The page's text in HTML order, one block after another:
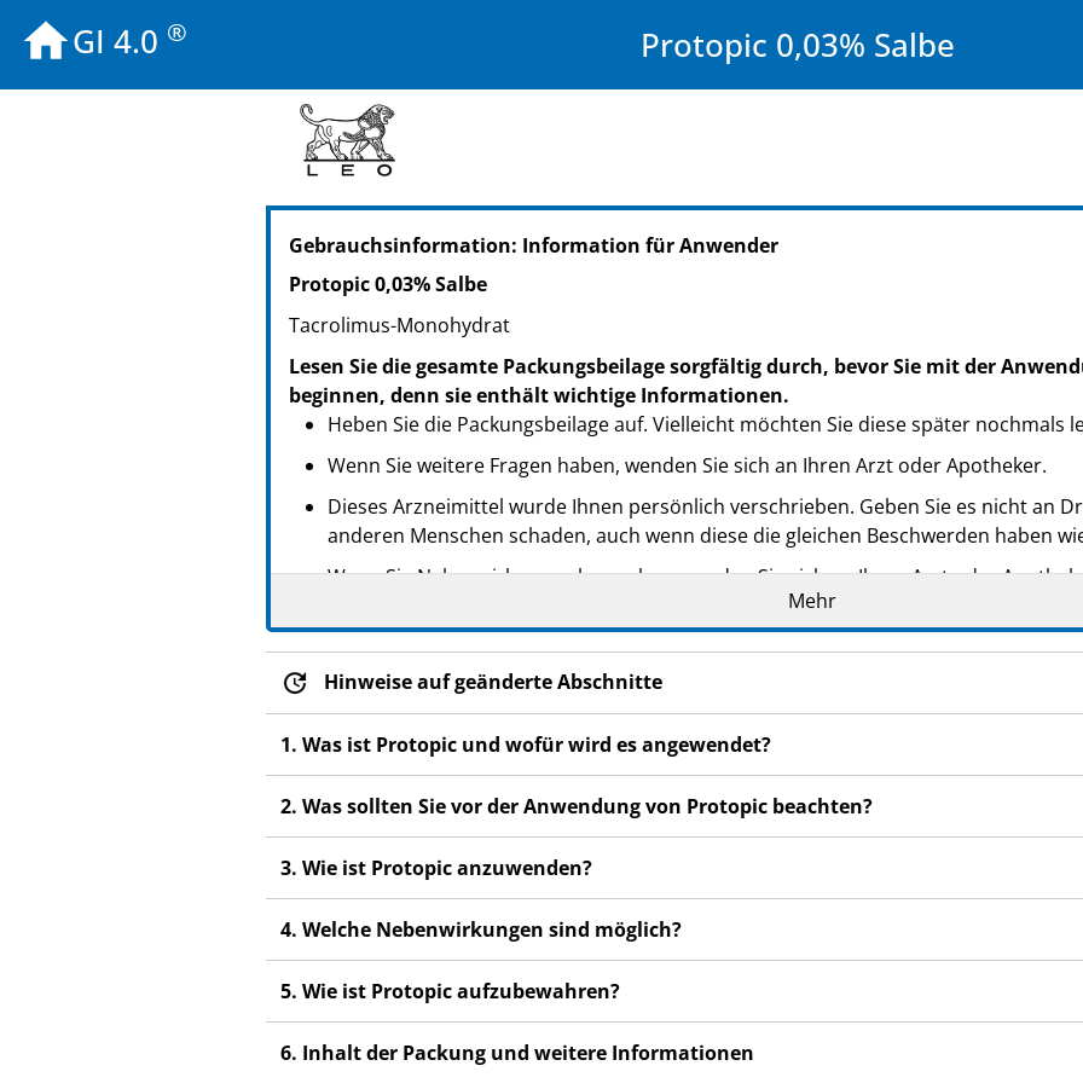
GI 4.0 ® Protopic 0,03% Salbe
PZN: 01992699
PPN: 110199269914
PZN: 01992736
PZN: 03863138
PPN: 110386313883
Gebrauchsinformation: Information für Anwender
Protopic 0,03% Salbe
Tacrolimus-Monohydrat
Lesen Sie die gesamte Packungsbeilage sorgfältig durch, bevor Sie mit der
beginnen, denn sie enthält wichtige Informationen.
Heben Sie die Packungsbeilage auf. Vielleicht möchten Sie diese später nochmals
Wenn Sie weitere Fragen haben, wenden Sie sich an Ihren Arzt oder Apotheker.
Dieses Arzneimittel wurde Ihnen persönlich verschrieben. Geben Sie es nicht an
anderen Menschen schaden, auch wenn diese die gleichen Beschwerden haben
Wenn Sie Nebenwirkungen bemerken, wenden Sie sich an Ihren Arzt oder
Nebenwirkungen, die nicht in dieser Packungsbeilage angegeben sind. Siehe
Mehr
Hinweise auf geänderte Abschnitte
1. Was ist Protopic und wofür wird es angewendet?
2. Was sollten Sie vor der Anwendung von Protopic beachten?
3. Wie ist Protopic anzuwenden?
4. Welche Nebenwirkungen sind möglich?
5. Wie ist Protopic aufzubewahren?
6. Inhalt der Packung und weitere Informationen